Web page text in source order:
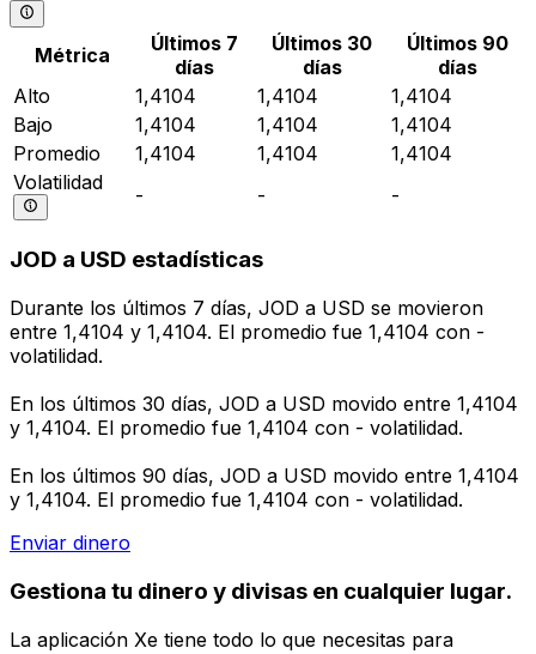
Métrica
Últimos 7
días
Últimos 30
días
Últimos 90
días
Alto
1,4104 1,4104
1,4104
Bajo
1,4104 1,4104
1,4104
Promedio
1,4104 1,4104
1,4104
Volatilidad
- - -
JOD a USD estadísticas
Durante los últimos 7 días, JOD a USD se movieron
entre 1,4104 y 1,4104. El promedio fue 1,4104 con -
volatilidad.
En los últimos 30 días, JOD a USD movido entre 1,4104
y 1,4104. El promedio fue 1,4104 con - volatilidad.
En los últimos 90 días, JOD a USD movido entre 1,4104
y 1,4104. El promedio fue 1,4104 con - volatilidad.
Enviar dinero
Gestiona tu dinero y divisas en cualquier lugar.
La aplicación Xe tiene todo lo que necesitas para